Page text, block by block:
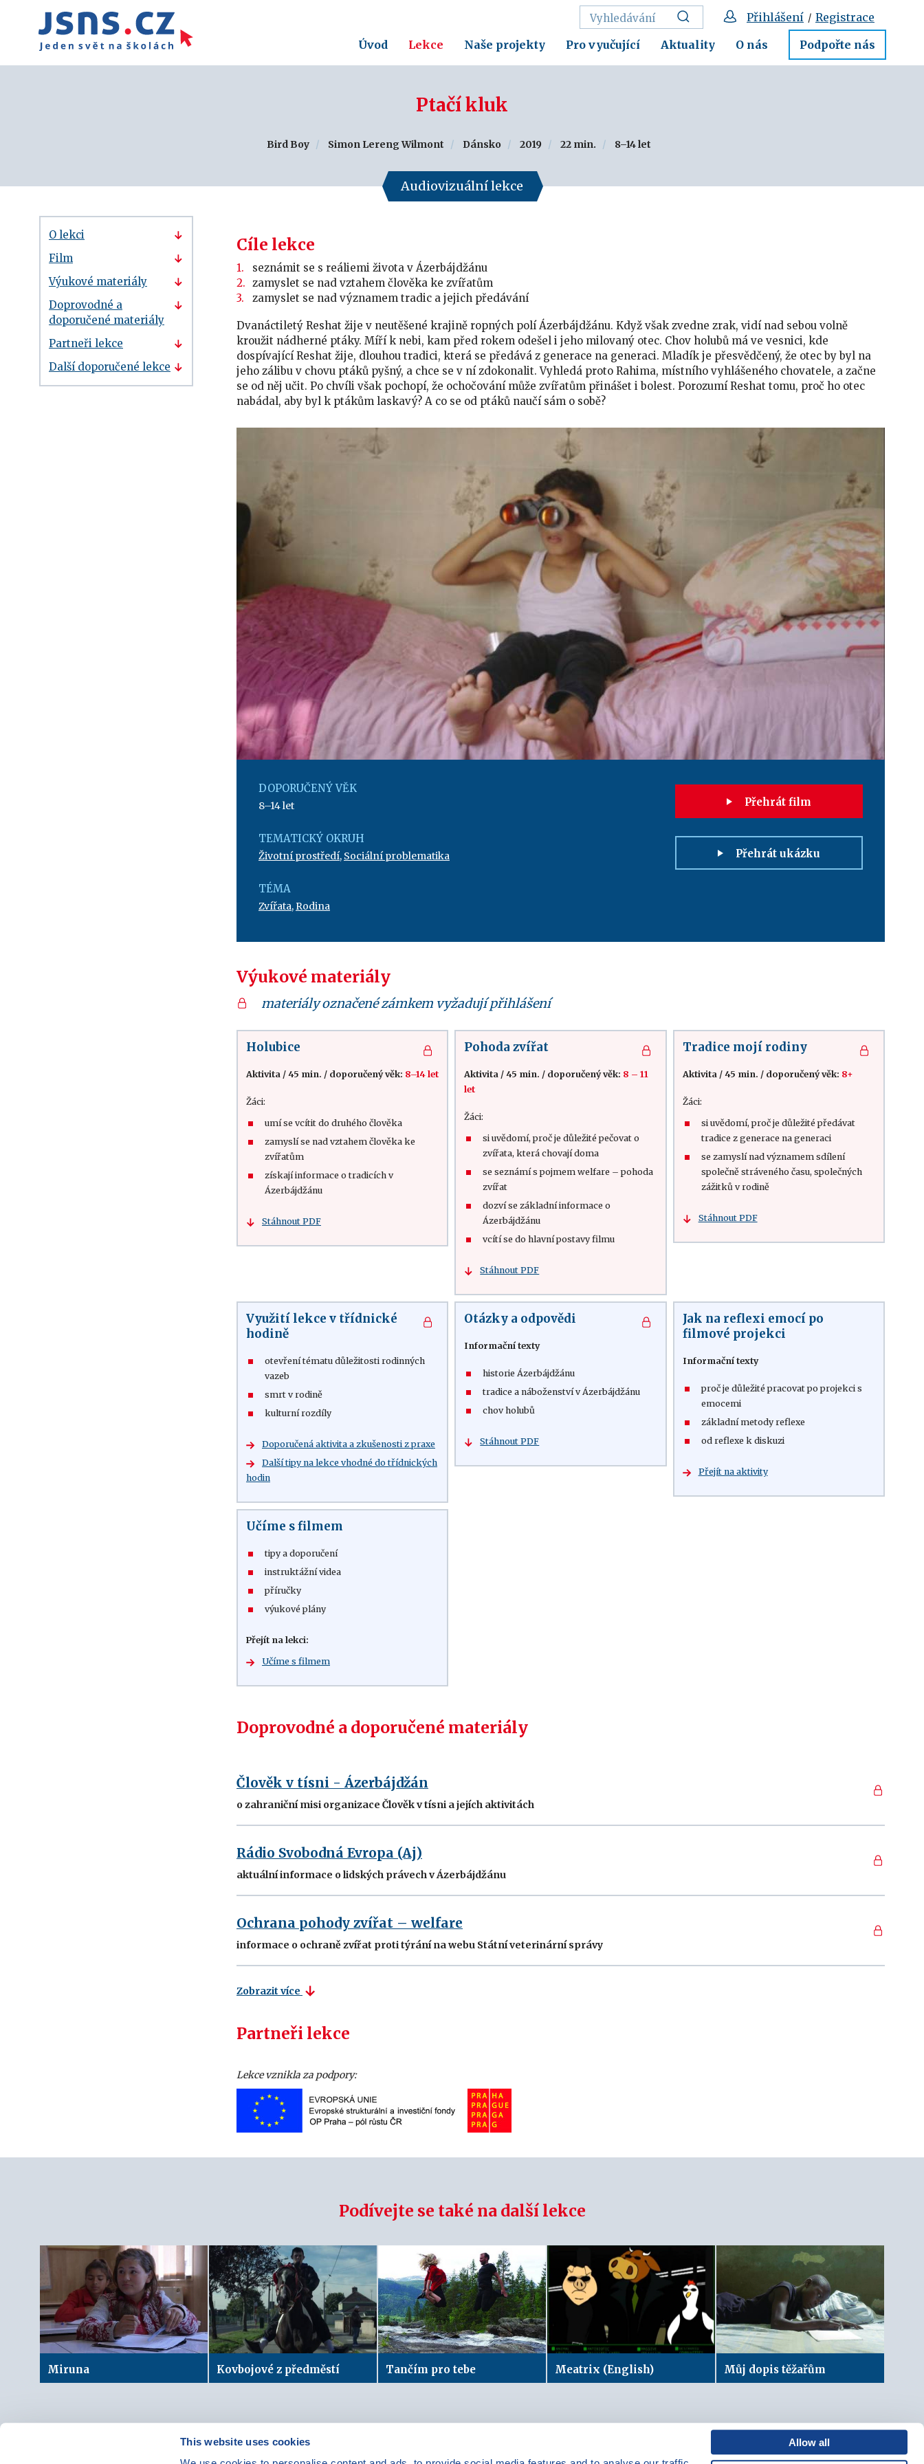
This website uses cookies
Allow all
Úvod Lekce Naše projekty Pro vyučující Aktuality O nás Podpořte nás
Přihlášení / Registrace
Ptačí kluk
Bird Boy Simon Lereng Wilmont Dánsko 2019 22 min. 8–14 let
Audiovizuální lekce
O lekci
Film
Výukové materiály
Doprovodné a
doporučené materiály
Partneři lekce
Další doporučené lekce
Cíle lekce
seznámit se s reáliemi života v Ázerbájdžánu
zamyslet se nad vztahem člověka ke zvířatům
zamyslet se nad významem tradic a jejich předávání
Dvanáctiletý Reshat žije v neutěšené krajině ropných polí Ázerbájdžánu. Když však zvedne zrak, vidí nad sebou volně
kroužit nádherné ptáky. Míří k nebi, kam před rokem odešel i jeho milovaný otec. Chov holubů má ve vesnici, kde
dospívající Reshat žije, dlouhou tradici, která se předává z generace na generaci. Mladík je přesvědčený, že otec by byl na
jeho zálibu v chovu ptáků pyšný, a chce se v ní zdokonalit. Vyhledá proto Rahima, místního vyhlášeného chovatele, a začne
se od něj učit. Po chvíli však pochopí, že ochočování může zvířatům přinášet i bolest. Porozumí Reshat tomu, proč ho otec
nabádal, aby byl k ptákům laskavý? A co se od ptáků naučí sám o sobě?
DOPORUČENÝ VĚK
8–14 let
TEMATICKÝ OKRUH
Životní prostředí, Sociální problematika
TÉMA
Zvířata,Rodina
Přehrát film
Přehrát ukázku
Výukové materiály
materiály označené zámkem vyžadují přihlášení
Holubice
Aktivita / 45 min. / doporučený věk: 8–14 let
Žáci:
umí se vcítit do druhého člověka
zamyslí se nad vztahem člověka ke
zvířatům
získají informace o tradicích v
Ázerbájdžánu
Stáhnout PDF
Pohoda zvířat
Aktivita /45 min. / doporučený věk: 8 – 11
let
Žáci:
si uvědomí, proč je důležité pečovat o
zvířata, která chovají doma
se seznámí s pojmem welfare – pohoda
zvířat
dozví se základní informace o
Ázerbájdžánu
vcítí se do hlavní postavy filmu
Stáhnout PDF
Tradice mojí rodiny
Aktivita/ 45 min. / doporučený věk: 8+
Žáci:
si uvědomí, proč je důležité předávat
tradice z generace na generaci
se zamyslí nad významem sdílení
společně stráveného času, společných
zážitků v rodině
Stáhnout PDF
Využití lekce v třídnické
hodině
otevření tématu důležitosti rodinných
vazeb
smrt v rodině
kulturní rozdíly
Doporučená aktivita a zkušenosti z praxe
Další tipy na lekce vhodné do třídnických
hodin
Otázky a odpovědi
Informační texty
historie Ázerbájdžánu
tradice a náboženství v Ázerbájdžánu
chov holubů
Stáhnout PDF
Jak na reflexi emocí po
filmové projekci
Informační texty
proč je důležité pracovat po projekci s
emocemi
základní metody reflexe
od reflexe k diskuzi
Přejít na aktivity
Učíme s filmem
tipy a doporučení
instruktážní videa
příručky
výukové plány
Přejít na lekci:
Učíme s filmem
Doprovodné a doporučené materiály
Člověk v tísni - Ázerbájdžán
o zahraniční misi organizace Člověk v tísni a jejích aktivitách
Rádio Svobodná Evropa (Aj)
aktuální informace o lidských právech v Ázerbájdžánu
Ochrana pohody zvířat – welfare
informace o ochraně zvířat proti týrání na webu Státní veterinární správy
Zobrazit více
Partneři lekce
Lekce vznikla za podpory:
Podívejte se také na další lekce
Miruna Kovbojové z předměstí Tančím pro tebe Meatrix (English) Můj dopis těžařům